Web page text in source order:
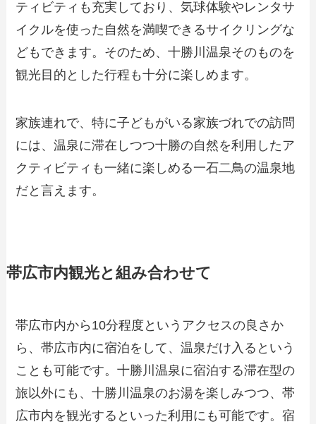
ティビティも充実しており、気球体験やレンタサ
イクルを使った自然を満喫できるサイクリングな
どもできます。そのため、十勝川温泉そのものを
観光目的とした行程も十分に楽しめます。
家族連れで、特に子どもがいる家族づれでの訪問
には、温泉に滞在しつつ十勝の自然を利用したア
クティビティも一緒に楽しめる一石二鳥の温泉地
だと言えます。
帯広市内観光と組み合わせて
帯広市内から10分程度というアクセスの良さか
ら、帯広市内に宿泊をして、温泉だけ入るという
ことも可能です。十勝川温泉に宿泊する滞在型の
旅以外にも、十勝川温泉のお湯を楽しみつつ、帯
広市内を観光するといった利用にも可能です。宿